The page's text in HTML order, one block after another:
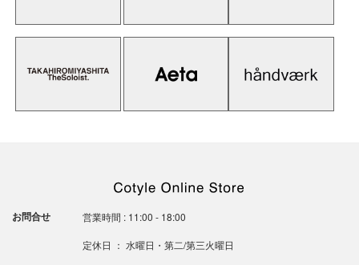
お問合せ 営業時間 : 11:00 - 18:00
定休日 ： 水曜日・第二/第三火曜日